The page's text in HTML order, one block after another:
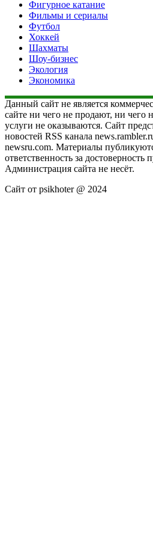
Фигурное катание
Фильмы и сериалы
Футбол
Хоккей
Шахматы
Шоу-бизнес
Экология
Экономика
Данный сайт не является
сайте ни чего не продают, ни чего
услуги не оказываются. Сайт
новостей RSS канала
newsru.com. Материалы
ответственность за
Администрация сайта не несёт.
Сайт от psikhoter @ 2024